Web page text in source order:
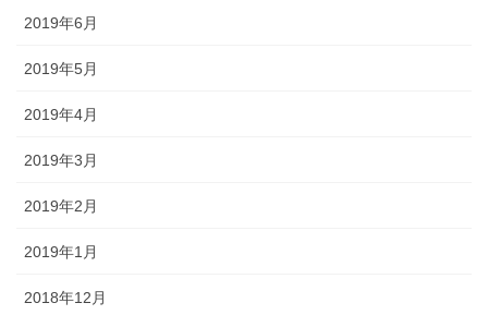
2019年6月
2019年5月
2019年4月
2019年3月
2019年2月
2019年1月
2018年12月